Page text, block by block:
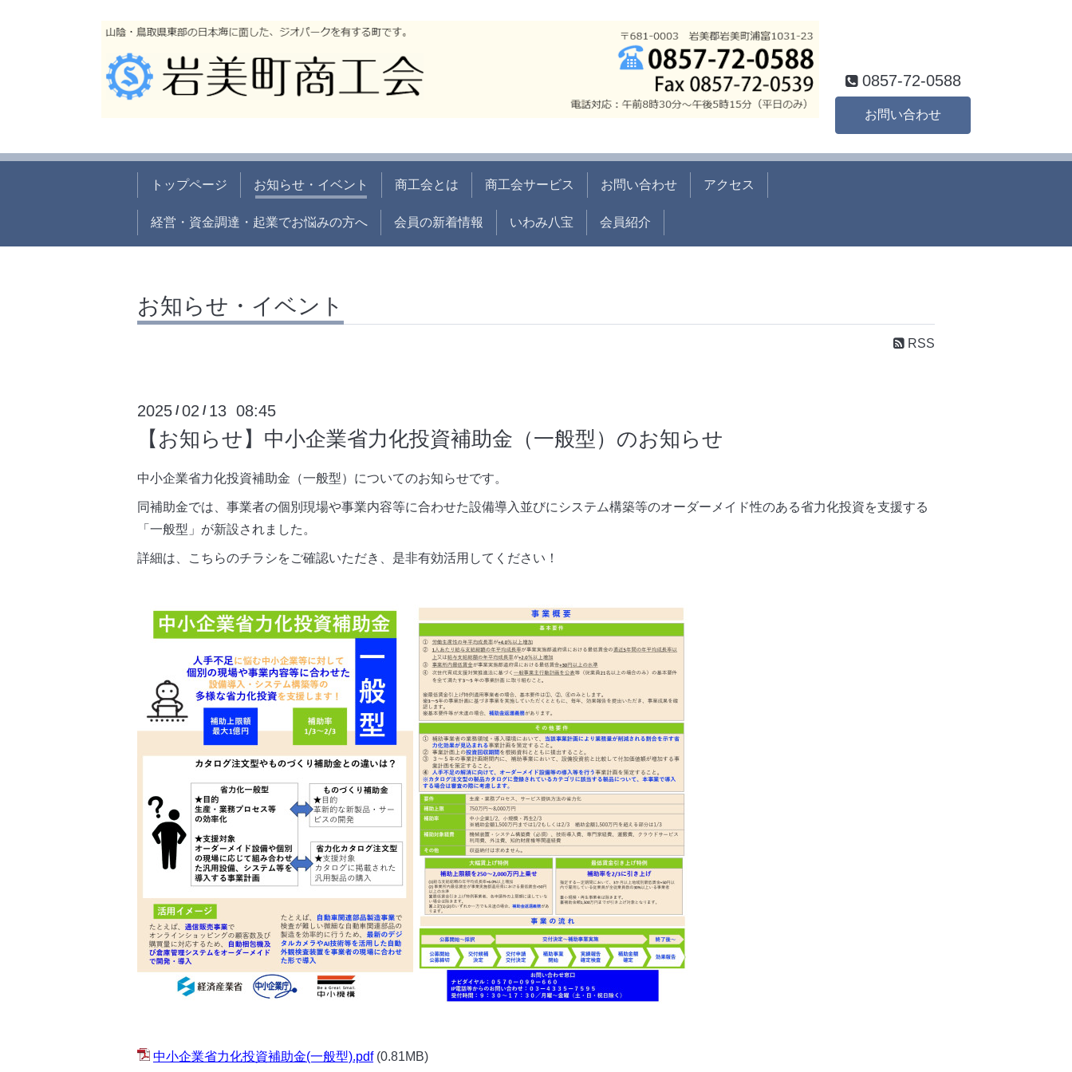
0857-72-0588
お問い合わせ
トップページ お知らせ・イベント 商工会とは 商工会サービス お問い合わせ アクセス
経営・資金調達・起業でお悩みの方へ 会員の新着情報 いわみ八宝 会員紹介
お知らせ・イベント
RSS
2025 /02 / 13 08:45
【お知らせ】中小企業省力化投資補助金（一般型）のお知らせ
中小企業省力化投資補助金（一般型）についてのお知らせです。
同補助金では、事業者の個別現場や事業内容等に合わせた設備導入並びにシステム構築等のオーダーメイド性のある省力化投資を支援する
「一般型」が新設されました。
詳細は、こちらのチラシをご確認いただき、是非有効活用してください！
中小企業省力化投資補助金(一般型).pdf (0.81MB)